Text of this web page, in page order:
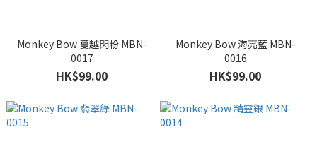
Monkey Bow 蔓越閃粉 MBN-
0017
HK$99.00
Monkey Bow 海亮藍 MBN-
0016
HK$99.00